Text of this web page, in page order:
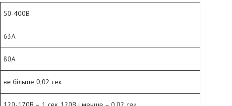
50-400B
63A
80A
не більше 0,02 сек